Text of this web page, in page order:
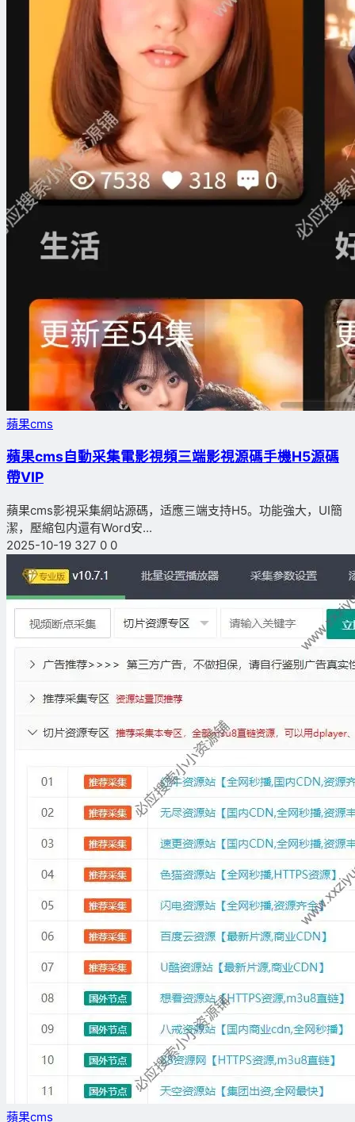
蘋果cms
蘋果cms自動采集電影視頻三端影視源碼手機H5源碼
帶VIP
蘋果cms影視采集網站源碼，适應三端支持H5。功能強大，UI簡
潔，壓縮包内還有Word安...
2025-10-19 327 0 0
蘋果cms